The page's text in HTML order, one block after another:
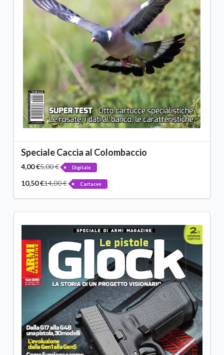
Speciale Caccia al Colombaccio
4,00 €5,00 € Digitale
10,50 €14,00 € Cartaceo